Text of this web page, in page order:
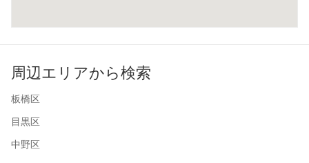
周辺エリアから検索
板橋区
目黒区
中野区